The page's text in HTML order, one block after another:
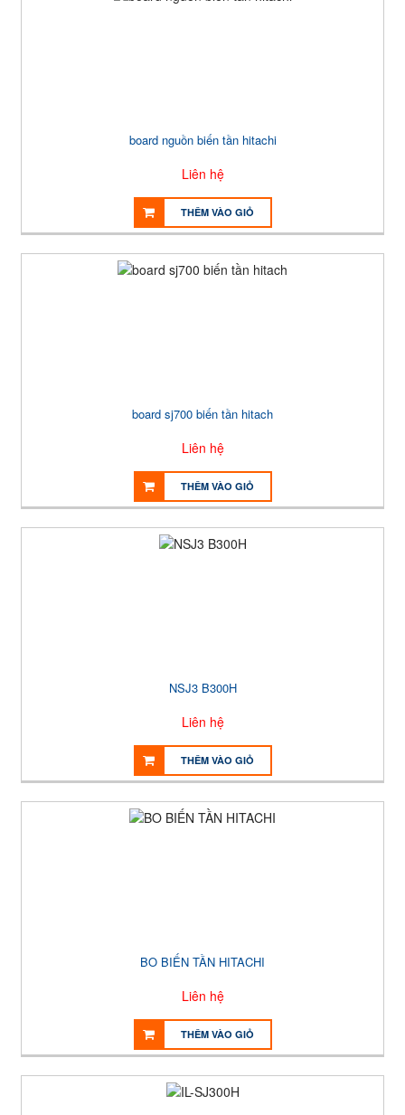
board nguồn biến tần hitachi
Liên hệ
THÊM VÀO GIỎ
board sj700 biến tần hitach
Liên hệ
THÊM VÀO GIỎ
NSJ3 B300H
Liên hệ
THÊM VÀO GIỎ
BO BIẾN TẦN HITACHI
Liên hệ
THÊM VÀO GIỎ